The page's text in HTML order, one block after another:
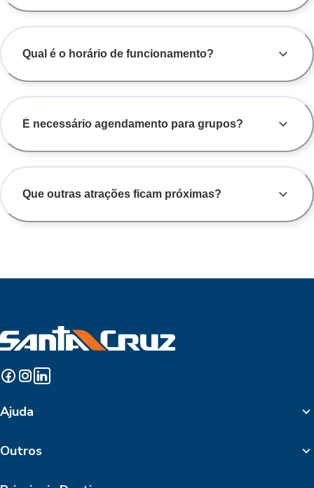
Qual é o horário de funcionamento?
É necessário agendamento para grupos?
Que outras atrações ficam próximas?
Ajuda
Outros